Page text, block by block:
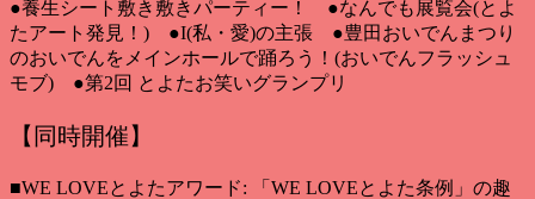
●養生シート敷き敷きパーティー！ ●なんでも展覧会(とよ
たアート発見！) ●I(私・愛)の主張 ●豊田おいでんまつり
のおいでんをメインホールで踊ろう！(おいでんフラッシュ
モブ) ●第2回 とよたお笑いグランプリ
【同時開催】
■WE LOVEとよたアワード: 「WE LOVEとよた条例」の趣